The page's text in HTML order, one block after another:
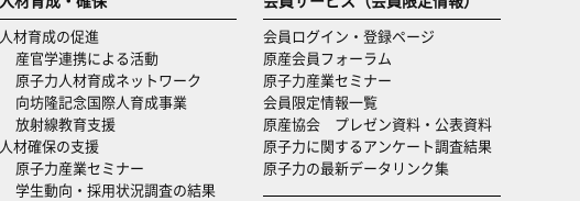
人材育成の促進
産官学連携による活動
原子力人材育成ネットワーク
向坊隆記念国際人育成事業
放射線教育支援
人材確保の支援
原子力産業セミナー
学生動向・採用状況調査の結果
会員ログイン・登録ページ
原産会員フォーラム
原子力産業セミナー
会員限定情報一覧
原産協会 プレゼン資料・公表資料
原子力に関するアンケート調査結果
原子力の最新データリンク集